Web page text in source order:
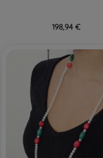
198,94 €